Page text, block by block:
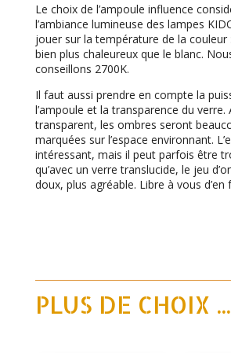
Le choix de l’ampoule influence
l’ambiance lumineuse des lampes
jouer sur la température de la couleur
bien plus chaleureux que le blanc.
conseillons 2700K.
Il faut aussi prendre en compte la
l’ampoule et la transparence du verre.
transparent, les ombres seront
marquées sur l’espace environnant.
intéressant, mais il peut parfois être
qu’avec un verre translucide, le jeu
doux, plus agréable. Libre à vous d’en
PLUS DE CHOIX ...